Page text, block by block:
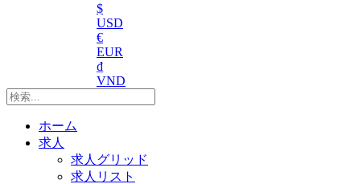
$
USD
€
EUR
₫
VND
ホーム
求人
求人グリッド
求人リスト